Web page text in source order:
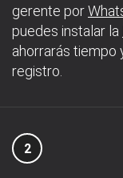
gerente por
puedes instalar la
ahorrarás tiempo
registro.
2